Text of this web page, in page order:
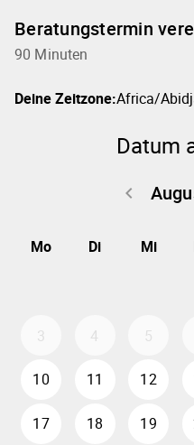
Beratungstermin
90 Minuten
Deine Zeitzone:Africa/
Datum
keyboard_arrow_left
Mo Di Mi
3 4 5
10 11 12
17 18 19